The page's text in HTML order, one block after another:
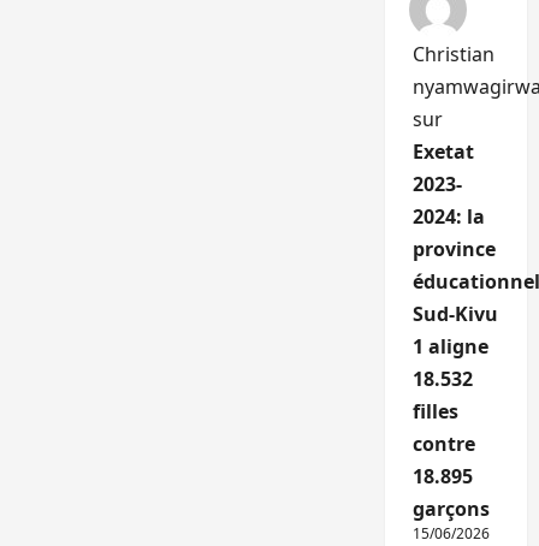
Christian
sur
Exetat
2023-
2024: la
province
Sud-Kivu
1 aligne
18.532
filles
contre
18.895
garçons
15/06/2026